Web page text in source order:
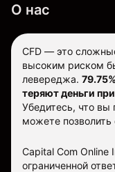
О нас
CFD — это
высоким риском
левереджа.
теряют деньги
Убедитесь, что вы
можете позволить
Capital Com
ограниченной